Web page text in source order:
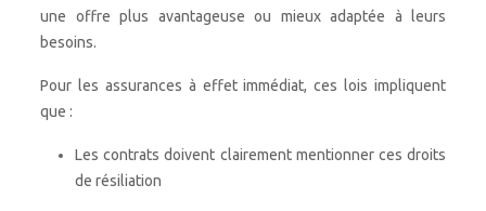
une offre plus avantageuse ou mieux adaptée à leurs
besoins.
Pour les assurances à effet immédiat, ces lois impliquent
que :
Les contrats doivent clairement mentionner ces droits
de résiliation